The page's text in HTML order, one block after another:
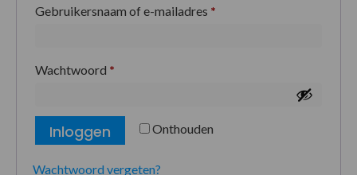
Gebruikersnaam of e-mailadres *
Wachtwoord *
Onthouden
Inloggen
Wachtwoord vergeten?